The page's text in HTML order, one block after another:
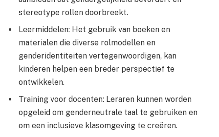
stereotype rollen doorbreekt.
Leermiddelen: Het gebruik van boeken en
materialen die diverse rolmodellen en
genderidentiteiten vertegenwoordigen, kan
kinderen helpen een breder perspectief te
ontwikkelen.
Training voor docenten: Leraren kunnen worden
opgeleid om genderneutrale taal te gebruiken en
om een inclusieve klasomgeving te creëren.